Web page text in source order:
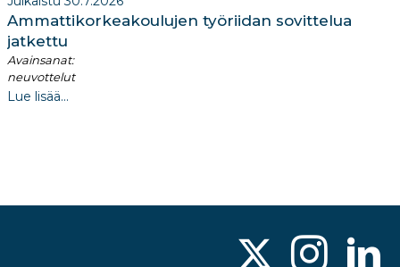
Ammattikorkeakoulujen työriidan sovittelua
jatkettu
Avainsanat:
neuvottelut
Lue lisää...